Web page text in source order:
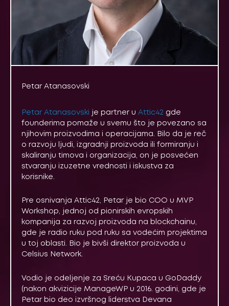
Petar Atanasovski
Petar Atanasovski je partner u Attic42 gde
founderima pomaže u svemu što je povezano sa
njihovim proizvodima i operacijama. Bilo da je reč
o razvoju ljudi, izgradnji proizvoda ili formiranju i
skaliranju timova i organizacija, on je posvećen
stvaranju izuzetne vrednosti i iskustva za
korisnike.
Pre osnivanja Attic42, Petar je bio COO u MVP
Workshop, jednoj od pionirskih evropskih
kompanija za razvoj proizvoda na blockchainu,
gde je radio ruku pod ruku sa vodećim projektima
u toj oblasti. Bio je bivši direktor proizvoda u
Celsius Network.
Vodio je odeljenje za Sreću Kupaca u GoDaddy
(nakon akvizicije ManageWP u 2016. godini, gde je
Petar bio deo izvršnog liderstva Devana